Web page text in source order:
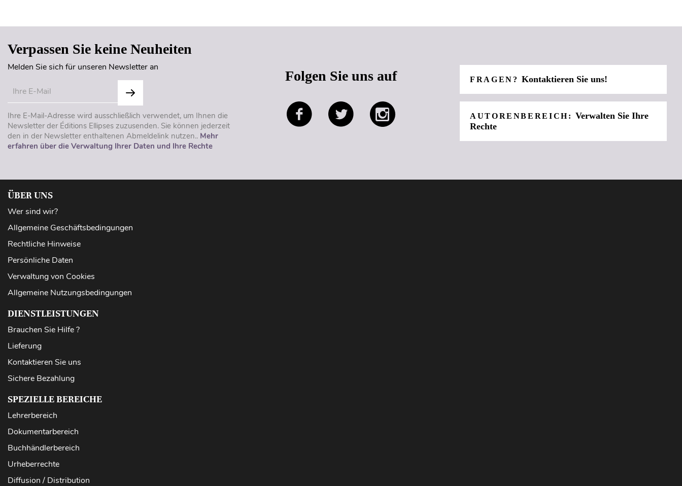
Verpassen Sie keine Neuheiten
Melden Sie sich für unseren Newsletter an
Ihre E-Mail-Adresse wird ausschließlich verwendet, um Ihnen die
Newsletter der Éditions Ellipses zuzusenden. Sie können jederzeit
den in der Newsletter enthaltenen Abmeldelink nutzen.. Mehr
erfahren über die Verwaltung Ihrer Daten und Ihre Rechte
Folgen Sie uns auf FRAGEN?Kontaktieren Sie uns!
AUTORENBEREICH:Verwalten Sie Ihre
Rechte
ÜBER UNS
Wer sind wir?
Allgemeine Geschäftsbedingungen
Rechtliche Hinweise
Persönliche Daten
Verwaltung von Cookies
Allgemeine Nutzungsbedingungen
DIENSTLEISTUNGEN
Brauchen Sie Hilfe ?
Lieferung
Kontaktieren Sie uns
Sichere Bezahlung
SPEZIELLE BEREICHE
Lehrerbereich
Dokumentarbereich
Buchhändlerbereich
Urheberrechte
Diffusion / Distribution